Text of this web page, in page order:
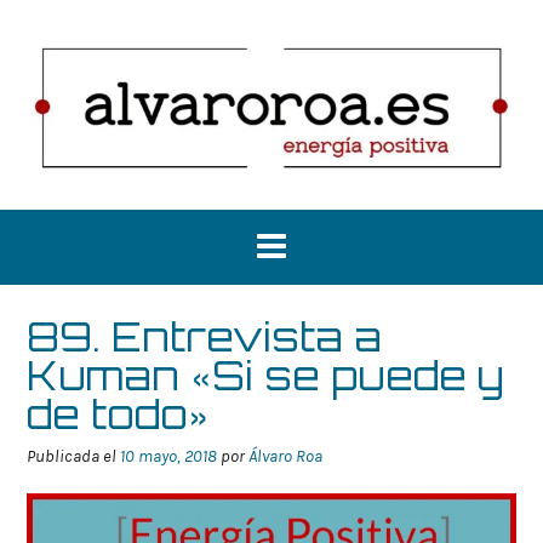
89. Entrevista a
Kuman «Si se puede y
de todo»
Publicada el 10 mayo, 2018 porÁlvaro Roa